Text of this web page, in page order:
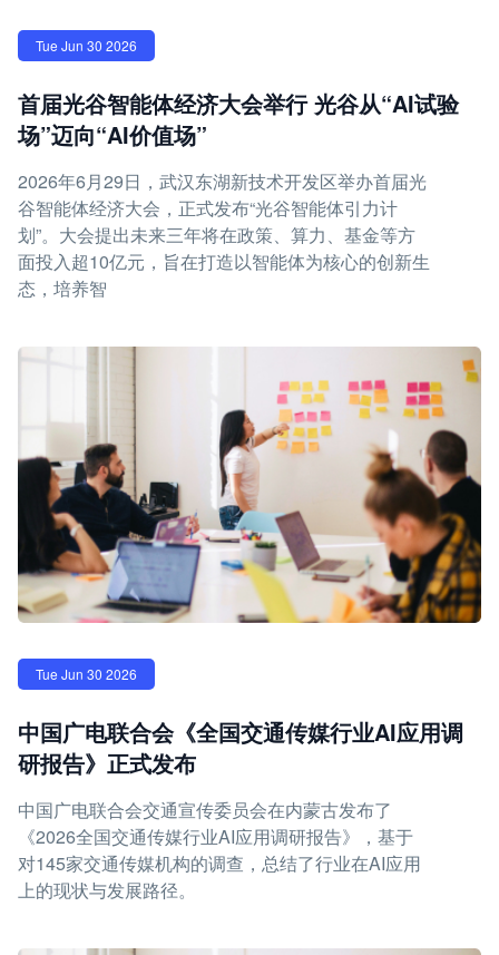
Tue Jun 30 2026
首届光谷智能体经济大会举行 光谷从“AI试验
场”迈向“AI价值场”
2026年6月29日，武汉东湖新技术开发区举办首届光
谷智能体经济大会，正式发布“光谷智能体引力计
划”。大会提出未来三年将在政策、算力、基金等方
面投入超10亿元，旨在打造以智能体为核心的创新生
态，培养智
Tue Jun 30 2026
中国广电联合会《全国交通传媒行业AI应用调
研报告》正式发布
中国广电联合会交通宣传委员会在内蒙古发布了
《2026全国交通传媒行业AI应用调研报告》，基于
对145家交通传媒机构的调查，总结了行业在AI应用
上的现状与发展路径。